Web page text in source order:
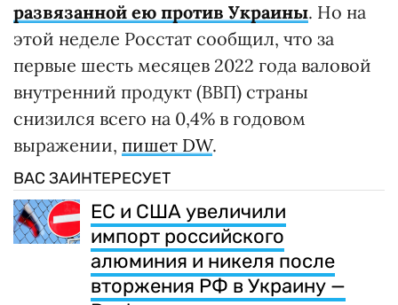
развязанной ею против Украины. Но на
этой неделе Росстат сообщил, что за
первые шесть месяцев 2022 года валовой
внутренний продукт (ВВП) страны
снизился всего на 0,4% в годовом
выражении, пишет DW.
ВАС ЗАИНТЕРЕСУЕТ
ЕС и США увеличили
импорт российского
алюминия и никеля после
вторжения РФ в Украину —